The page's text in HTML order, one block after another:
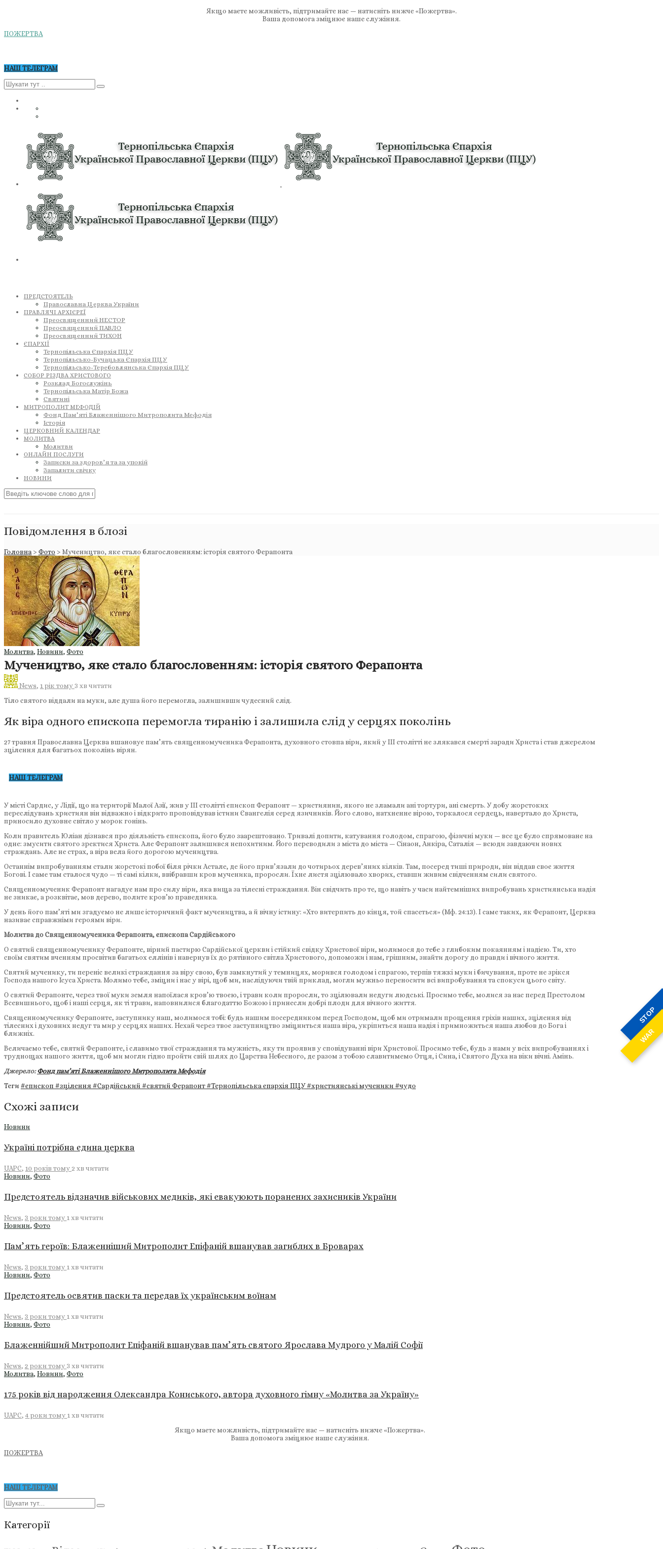
STOP
WAR
Якщо маєте можливість, підтримайте нас — натисніть нижче «Пожертва».
Ваша допомога зміцнює наше служіння.
ПОЖЕРТВА
НАШ ТЕЛЕГРАМ
ПРЕДСТОЯТЕЛЬ
Православна Церква України
ПРАВЛЯЧІ АРХІЄРЕЇ
Преосвященний НЕСТОР
Преосвященний ПАВЛО
Преосвященний ТИХОН
ЄПАРХІЇ
Тернопільська Єпархія ПЦУ
Тернопільсько-Бучацька Єпархія ПЦУ
Тернопільсько-Теребовлянська Єпархія ПЦУ
СОБОР РІЗДВА ХРИСТОВОГО
Розклад Богослужінь
Тернопільська Матір Божа
Святині
МИТРОПОЛИТ МЕФОДІЙ
Фонд Пам’яті Блаженнішого Митрополита Мефодія
Історія
ЦЕРКОВНИЙ КАЛЕНДАР
МОЛИТВА
Молитви
ОНЛАЙН ПОСЛУГИ
Записки за здоров’я та за упокій
Запалити свічку
НОВИНИ
Повідомлення в блозі
Головна > Фото > Мучеництво, яке стало благословенням: історія святого Ферапонта
Молитва, Новини, Фото
Мучеництво, яке стало благословенням: історія святого Ферапонта
News, 1 рік тому3 хв читати
Тіло святого віддали на муки, але душа його перемогла, залишивши чудесний слід.
Як віра одного єпископа перемогла тиранію і залишила слід у серцях поколінь
27 травня Православна Церква вшановує пам’ять священномученика Ферапонта, духовного стовпа віри, який у III столітті не злякався смерті заради Христа і став джерелом
зцілення для багатьох поколінь вірян.
НАШ ТЕЛЕГРАМ
У місті Сардис, у Лідії, що на території Малої Азії, жив у III столітті єпископ Ферапонт — християнин, якого не зламали ані тортури, ані смерть. У добу жорстоких
переслідувань християн він відважно і відкрито проповідував істини Євангелія серед язичників. Його слово, натхненне вірою, торкалося сердець, навертало до Христа,
приносило духовне світло у морок гонінь.
Коли правитель Юліан дізнався про діяльність єпископа, його було заарештовано. Тривалі допити, катування голодом, спрагою, фізичні муки — все це було спрямоване на
одне: змусити святого зректися Христа. Але Ферапонт залишився непохитним. Його переводили з міста до міста — Сінаон, Анкіра, Саталія — всюди завдаючи нових
страждань. Але не страх, а віра вела його дорогою мучеництва.
Останнім випробуванням стали жорстокі побої біля річки Астале, де його прив’язали до чотирьох дерев’яних кілків. Там, посеред тиші природи, він віддав своє життя
Богові. І саме там сталося чудо — ті самі кілки, ввібравши кров мученика, проросли. Їхнє листя зцілювало хворих, ставши живим свідченням сили святого.
Священномученик Ферапонт нагадує нам про силу віри, яка вища за тілесні страждання. Він свідчить про те, що навіть у часи найтемніших випробувань християнська надія
не зникає, а розквітає, мов дерево, полите кров’ю праведника.
У день його пам’яті ми згадуємо не лише історичний факт мучеництва, а й вічну істину: «Хто витерпить до кінця, той спасеться» (Мф. 24:13). І саме таких, як Ферапонт, Церква
називає справжніми героями віри.
Молитва до Священномученика Ферапонта, єпископа Сардійського
О святий священномученику Ферапонте, вірний пастирю Сардійської церкви і стійкий свідку Христової віри, молимося до тебе з глибоким покаянням і надією. Ти, хто
своїм святим вченням просвітив багатьох еллінів і навернув їх до рятівного світла Христового, допоможи і нам, грішним, знайти дорогу до правди і вічного життя.
Святий мученику, ти переніс великі страждання за віру свою, був замкнутий у темницях, морився голодом і спрагою, терпів тяжкі муки і бичування, проте не зрікся
Господа нашого Ісуса Христа. Молимо тебе, зміцни і нас у вірі, щоб ми, наслідуючи твій приклад, могли мужньо переносити всі випробування та спокуси цього світу.
О святий Ферапонте, через твої муки земля напоїлася кров’ю твоєю, і трави коли проросли, то зцілювали недуги людські. Просимо тебе, молися за нас перед Престолом
Всевишнього, щоб і наші серця, як ті трави, наповнилися благодаттю Божою і принесли добрі плоди для вічного життя.
Священномученику Ферапонте, заступнику наш, молимося тобі: будь нашим посередником перед Господом, щоб ми отримали прощення гріхів наших, зцілення від
тілесних і духовних недуг та мир у серцях наших. Нехай через твоє заступництво зміцниться наша віра, укріпиться наша надія і примножиться наша любов до Бога і
ближніх.
Величаємо тебе, святий Ферапонте, і славимо твої страждання та мужність, яку ти проявив у сповідуванні віри Христової. Просимо тебе, будь з нами у всіх випробуваннях і
труднощах нашого життя, щоб ми могли гідно пройти свій шлях до Царства Небесного, де разом з тобою славитимемо Отця, і Сина, і Святого Духа на віки вічні. Амінь.
Джерело:Фонд пам’яті Блаженнішого Митрополита Мефодія
Теги #єпископ #зцілення #Сардійський #святий Ферапонт#Тернопільська єпархія ПЦУ#християнські мученики #чудо
Схожі записи
Новини
Україні потрібна єдина церква
UAPC, 10 років тому2 хв читати
Новини, Фото
Предстоятель відзначив військових медиків, які евакуюють поранених захисників України
News, 3 роки тому 1 хв читати
Новини, Фото
Пам’ять героїв: Блаженніший Митрополит Епіфаній вшанував загиблих в Броварах
News, 3 роки тому 1 хв читати
Новини, Фото
Предстоятель освятив паски та передав їх українським воїнам
News, 3 роки тому 1 хв читати
Новини, Фото
Блаженнійший Митрополит Епіфаній вшанував пам’ять святого Ярослава Мудрого у Малій Софії
News, 2 роки тому3 хв читати
Молитва, Новини, Фото
175 років від народження Олександра Кониського, автора духовного гімну «Молитва за Україну»
UAPC, 4 роки тому 1 хв читати
Якщо маєте можливість, підтримайте нас — натисніть нижче «Пожертва».
Ваша допомога зміцнює наше служіння.
ПОЖЕРТВА
НАШ ТЕЛЕГРАМ
Категорії